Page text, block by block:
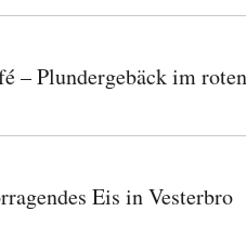
– Plundergebäck im
Eis in Vesterbro